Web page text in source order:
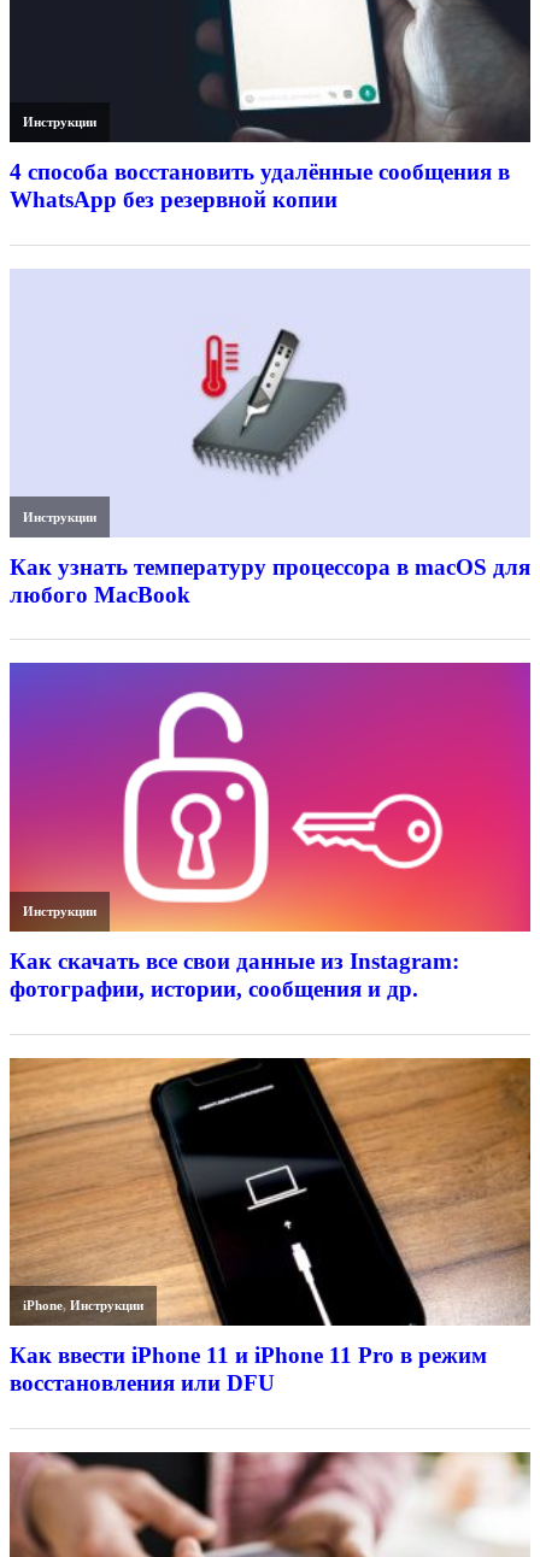
Инструкции
4 способа восстановить удалённые сообщения в
WhatsApp без резервной копии
Инструкции
Как узнать температуру процессора в macOS для
любого MacBook
Инструкции
Как скачать все свои данные из Instagram:
фотографии, истории, сообщения и др.
iPhone,Инструкции
Как ввести iPhone 11 и iPhone 11 Pro в режим
восстановления или DFU